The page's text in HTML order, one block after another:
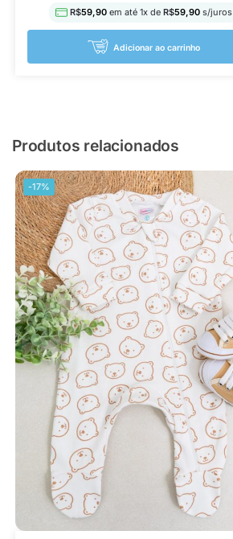
R$59,90 em até 1x de R$59,90s/juros
Adicionar ao carrinho
Produtos relacionados
-17%